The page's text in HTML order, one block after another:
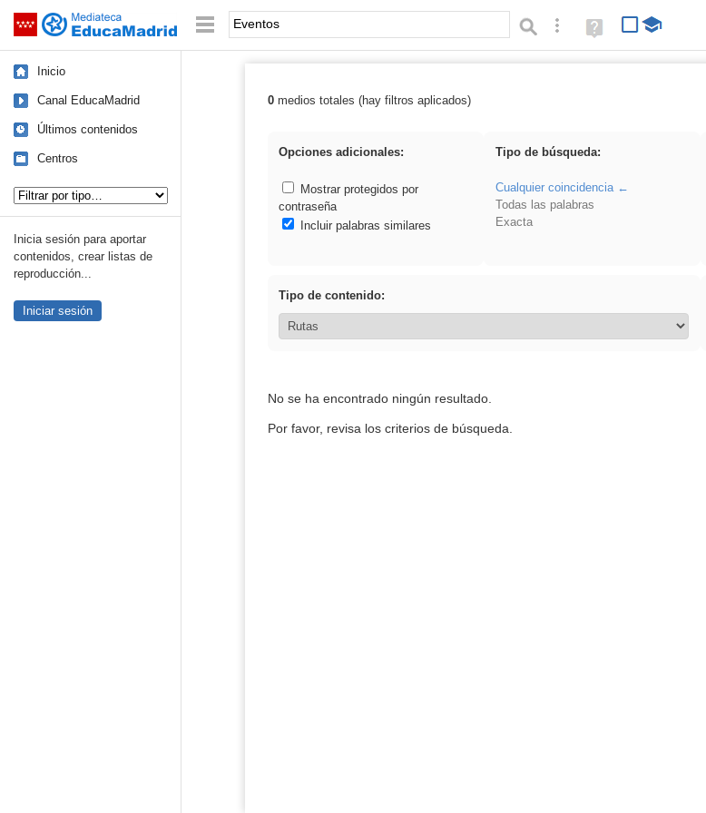
Saltar navegación Palabra o frase: Búsqueda avanzada
Ayuda
(en
Inicio
Canal EducaMadrid
Últimos contenidos
Centros
Inicia sesión para aportar
contenidos, crear listas de
reproducción...
Iniciar sesión
Resultados de: Eventos
0medios totales (hay filtros aplicados)
Opciones adicionales:
Mostrar protegidos por
contraseña
Incluir palabras similares
Tipo de búsqueda:
Cualquier coincidencia
Todas las palabras
Exacta
Tipo de contenido:
No se ha encontrado ningún resultado.
Por favor, revisa los criterios de búsqueda.